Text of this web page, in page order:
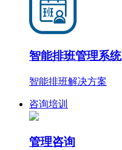
智能排班管理系统
智能排班解决方案
咨询培训
管理咨询